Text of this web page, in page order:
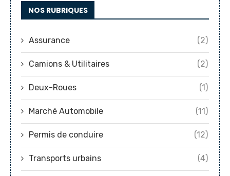
NOS RUBRIQUES
Assurance (2)
Camions & Utilitaires (2)
Deux-Roues (1)
Marché Automobile (11)
Permis de conduire (12)
Transports urbains (4)